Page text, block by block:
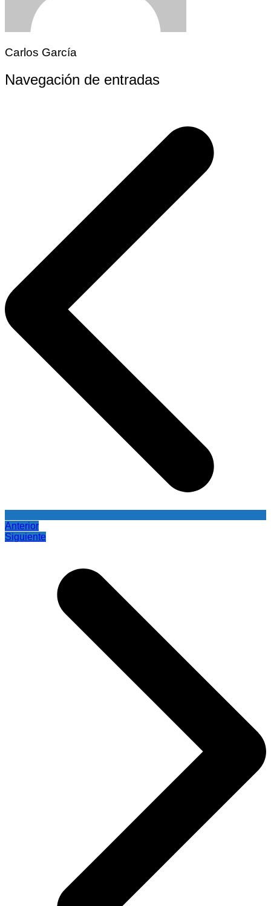
Carlos García
Navegación de entradas
Anterior
Siguiente